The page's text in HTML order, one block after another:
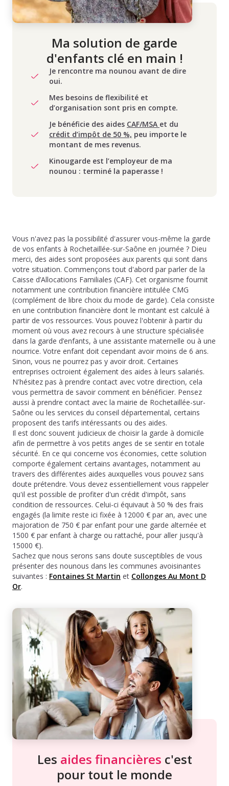
Ma solution de garde
d'enfants clé en main !
Je rencontre ma nounou avant de dire
oui.
Mes besoins de flexibilité et
d’organisation sont pris en compte.
Je bénéficie des aides CAF/MSA et du
crédit d’impôt de 50 %, peu importe le
montant de mes revenus.
Kinougarde est l’employeur de ma
nounou : terminé la paperasse !
Vous n'avez pas la possibilité d'assurer vous-même la garde
de vos enfants à Rochetaillée-sur-Saône en journée ? Dieu
merci, des aides sont proposées aux parents qui sont dans
votre situation. Commençons tout d'abord par parler de la
Caisse d’Allocations Familiales (CAF). Cet organisme fournit
notamment une contribution financière intitulée CMG
(complément de libre choix du mode de garde). Cela consiste
en une contribution financière dont le montant est calculé à
partir de vos ressources. Vous pouvez l'obtenir à partir du
moment où vous avez recours à une structure spécialisée
dans la garde d’enfants, à une assistante maternelle ou à une
nourrice. Votre enfant doit cependant avoir moins de 6 ans.
Sinon, vous ne pourrez pas y avoir droit. Certaines
entreprises octroient également des aides à leurs salariés.
N'hésitez pas à prendre contact avec votre direction, cela
vous permettra de savoir comment en bénéficier. Pensez
aussi à prendre contact avec la mairie de Rochetaillée-sur-
Saône ou les services du conseil départemental, certains
proposent des tarifs intéressants ou des aides.
Il est donc souvent judicieux de choisir la garde à domicile
afin de permettre à vos petits anges de se sentir en totale
sécurité. En ce qui concerne vos économies, cette solution
comporte également certains avantages, notamment au
travers des différentes aides auxquelles vous pouvez sans
doute prétendre. Vous devez essentiellement vous rappeler
qu'il est possible de profiter d'un crédit d'impôt, sans
condition de ressources. Celui-ci équivaut à 50 % des frais
engagés (la limite reste ici fixée à 12000 € par an, avec une
majoration de 750 € par enfant pour une garde alternée et
1500 € par enfant à charge ou rattaché, pour aller jusqu'à
15000 €).
Sachez que nous serons sans doute susceptibles de vous
présenter des nounous dans les communes avoisinantes
suivantes : Fontaines St Martin et Collonges Au Mont D
Or.
Les aides financières c'est
pour tout le monde